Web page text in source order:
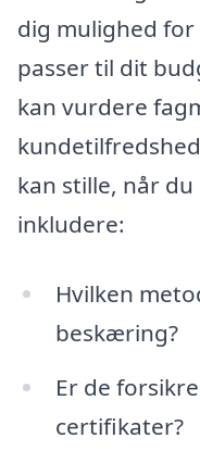
dig mulighed
passer til dit
kan vurdere
kan stille, når
inkludere:
Hvilken
beskæring?
Er de
certifikater?